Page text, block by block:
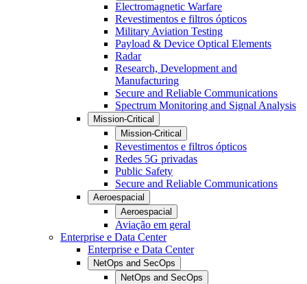
Electromagnetic Warfare
Revestimentos e filtros ópticos
Military Aviation Testing
Payload & Device Optical Elements
Radar
Research, Development and
Manufacturing
Secure and Reliable Communications
Spectrum Monitoring and Signal Analysis
Mission-Critical
Mission-Critical
Revestimentos e filtros ópticos
Redes 5G privadas
Public Safety
Secure and Reliable Communications
Aeroespacial
Aeroespacial
Aviação em geral
Enterprise e Data Center
Enterprise e Data Center
NetOps and SecOps
NetOps and SecOps